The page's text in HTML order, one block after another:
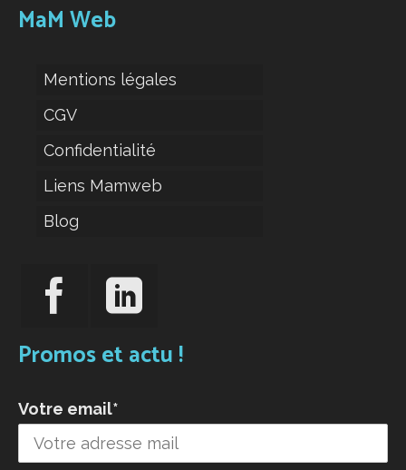
MaM Web
Mentions légales
CGV
Confidentialité
Liens Mamweb
Blog
Promos et actu !
Votre email*